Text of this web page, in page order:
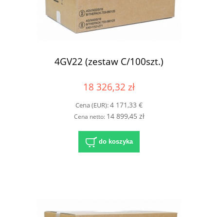
4GV22 (zestaw C/100szt.)
18 326,32 zł
Cena (EUR):4 171,33 €
Cena netto: 14 899,45 zł
do koszyka